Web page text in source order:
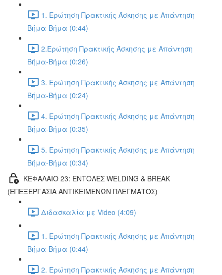
1. Ερώτηση Πρακτικής Άσκησης με Απάντηση
Βήμα-Βήμα (0:44)
2.Ερώτηση Πρακτικής Άσκησης με Απάντηση
Βήμα-Βήμα (0:26)
3. Ερώτηση Πρακτικής Άσκησης με Απάντηση
Βήμα-Βήμα (0:24)
4. Ερώτηση Πρακτικής Άσκησης με Απάντηση
Βήμα-Βήμα (0:35)
5. Ερώτηση Πρακτικής Άσκησης με Απάντηση
Βήμα-Βήμα (0:34)
ΚΕΦΑΛΑΙΟ 23: ΕΝΤΟΛΕΣ WELDING & BREAK
(ΕΠΕΞΕΡΓΑΣΙΑ ΑΝΤΙΚΕΙΜΕΝΩΝ ΠΛΕΓΜΑΤΟΣ)
Διδασκαλία με Video (4:09)
1. Ερώτηση Πρακτικής Άσκησης με Απάντηση
Βήμα-Βήμα (0:44)
2. Ερώτηση Πρακτικής Άσκησης με Απάντηση